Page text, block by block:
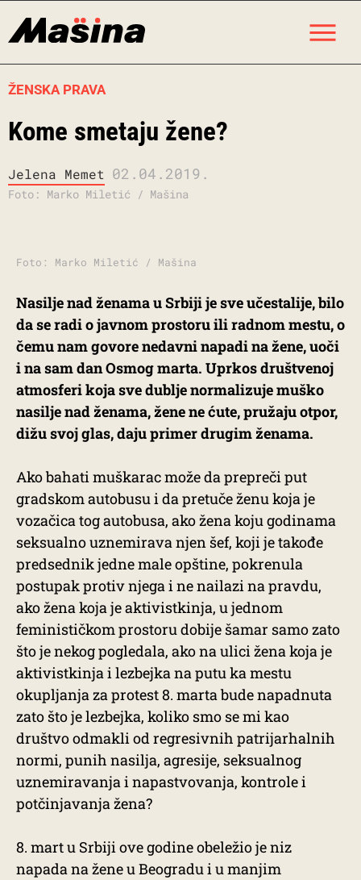
ŽENSKA PRAVA
Kome smetaju žene?
Jelena Memet 02.04.2019.
Foto: Marko Miletić / Mašina
Foto: Marko Miletić / Mašina
Nasilje nad ženama u Srbiji je sve učestalije, bilo
da se radi o javnom prostoru ili radnom mestu, o
čemu nam govore nedavni napadi na žene, uoči
i na sam dan Osmog marta. Uprkos društvenoj
atmosferi koja sve dublje normalizuje muško
nasilje nad ženama, žene ne ćute, pružaju otpor,
dižu svoj glas, daju primer drugim ženama.
Ako bahati muškarac može da prepreči put
gradskom autobusu i da pretuče ženu koja je
vozačica tog autobusa, ako žena koju godinama
seksualno uznemirava njen šef, koji je takođe
predsednik jedne male opštine, pokrenula
postupak protiv njega i ne nailazi na pravdu,
ako žena koja je aktivistkinja, u jednom
feminističkom prostoru dobije šamar samo zato
što je nekog pogledala, ako na ulici žena koja je
aktivistkinja i lezbejka na putu ka mestu
okupljanja za protest 8. marta bude napadnuta
zato što je lezbejka, koliko smo se mi kao
društvo odmakli od regresivnih patrijarhalnih
normi, punih nasilja, agresije, seksualnog
uznemiravanja i napastvovanja, kontrole i
potčinjavanja žena?
8. mart u Srbiji ove godine obeležio je niz
napada na žene u Beogradu i u manjim